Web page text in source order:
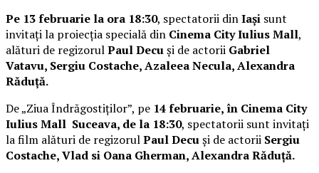
Pe 13 februarie la ora 18:30, spectatorii dinIași sunt
invitați la proiecția specială din Cinema City Iulius Mall,
alături de regizorulPaul Decuși de actorii Gabriel
Vatavu, Sergiu Costache, Azaleea Necula, Alexandra
Răduță.
De „Ziua Îndrăgostiților”, pe 14 februarie, în Cinema City
Iulius Mall Suceava, de la 18:30, spectatorii sunt invitați
la film alături de regizorulPaul Decuși de actorii Sergiu
Costache, Vlad si Oana Gherman, Alexandra Răduță.